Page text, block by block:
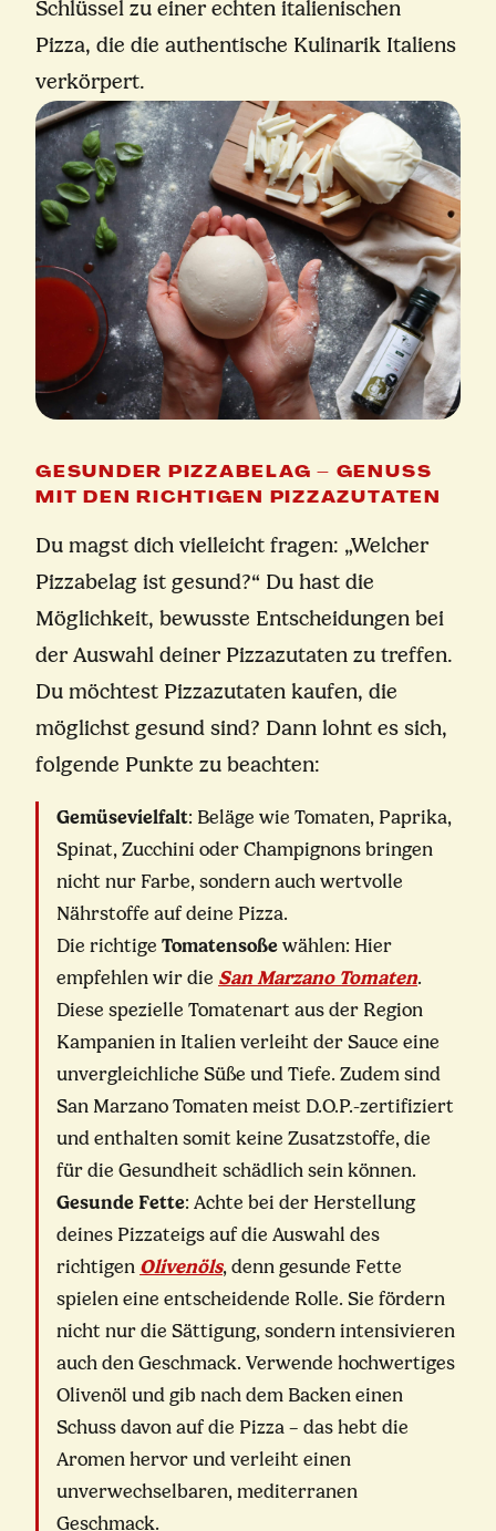
Schlüssel zu einer echten italienischen
Pizza, die die authentische Kulinarik Italiens
verkörpert.
GESUNDER PIZZABELAG – GENUSS
MIT DEN RICHTIGEN PIZZAZUTATEN
Du magst dich vielleicht fragen: „Welcher
Pizzabelag ist gesund?“ Du hast die
Möglichkeit, bewusste Entscheidungen bei
der Auswahl deiner Pizzazutaten zu treffen.
Du möchtest Pizzazutaten kaufen, die
möglichst gesund sind? Dann lohnt es sich,
folgende Punkte zu beachten:
Gemüsevielfalt: Beläge wie Tomaten, Paprika,
Spinat, Zucchini oder Champignons bringen
nicht nur Farbe, sondern auch wertvolle
Nährstoffe auf deine Pizza.
Die richtige Tomatensoßewählen: Hier
empfehlen wir die San Marzano Tomaten.
Diese spezielle Tomatenart aus der Region
Kampanien in Italien verleiht der Sauce eine
unvergleichliche Süße und Tiefe. Zudem sind
San Marzano Tomaten meist D.O.P.-zertifiziert
und enthalten somit keine Zusatzstoffe, die
für die Gesundheit schädlich sein können.
Gesunde Fette: Achte bei der Herstellung
deines Pizzateigs auf die Auswahl des
richtigen Olivenöls, denn gesunde Fette
spielen eine entscheidende Rolle. Sie fördern
nicht nur die Sättigung, sondern intensivieren
auch den Geschmack. Verwende hochwertiges
Olivenöl und gib nach dem Backen einen
Schuss davon auf die Pizza – das hebt die
Aromen hervor und verleiht einen
unverwechselbaren, mediterranen
Geschmack.